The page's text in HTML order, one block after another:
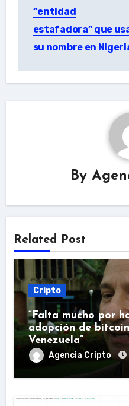
“entidad
estafadora” que
su nombre en
By
Related Post
Cripto
“Falta mucho por
adopción de
Venezuela”
Agencia Cripto